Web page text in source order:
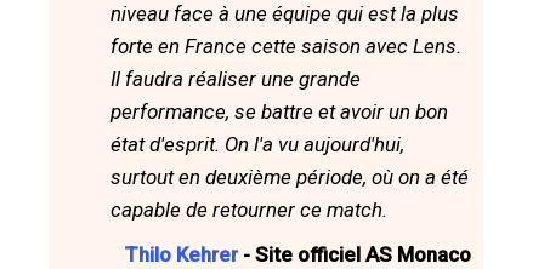
niveau face à une équipe qui est la plus
forte en France cette saison avec Lens.
Il faudra réaliser une grande
performance, se battre et avoir un bon
état d'esprit. On l'a vu aujourd'hui,
surtout en deuxième période, où on a été
capable de retourner ce match.
Thilo Kehrer- Site officiel AS Monaco